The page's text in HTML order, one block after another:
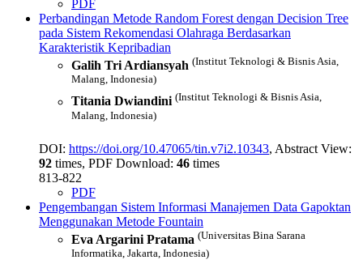
PDF
Perbandingan Metode Random Forest dengan Decision Tree
pada Sistem Rekomendasi Olahraga Berdasarkan
Karakteristik Kepribadian
Galih Tri Ardiansyah (Institut Teknologi & Bisnis Asia,
Malang, Indonesia)
Titania Dwiandini (Institut Teknologi & Bisnis Asia,
Malang, Indonesia)
DOI: https://doi.org/10.47065/tin.v7i2.10343, Abstract View:
92 times, PDF Download: 46 times
813-822
PDF
Pengembangan Sistem Informasi Manajemen Data Gapoktan
Menggunakan Metode Fountain
Eva Argarini Pratama (Universitas Bina Sarana
Informatika, Jakarta, Indonesia)